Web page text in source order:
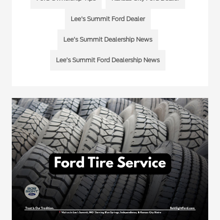
Lee's Summit Ford Dealer
Lee’s Summit Dealership News
Lee’s Summit Ford Dealership News